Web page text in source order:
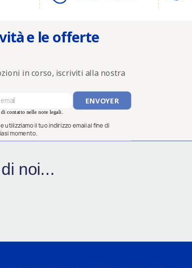
e le offerte
in corso, iscriviti alla nostra
contatto nelle note legali.
utilizziamo il tuo indirizzo email al fine di
momento.
noi...